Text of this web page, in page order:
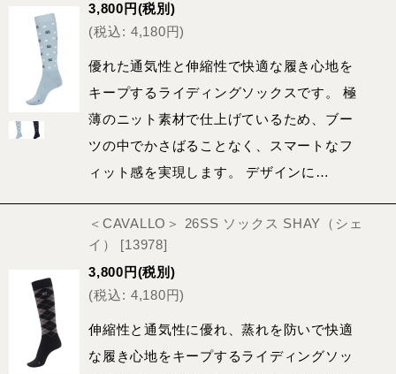
3,800 円(税別)
(税込: 4,180円)
優れた通気性と伸縮性で快適な履き心地を
キープするライディングソックスです。 極
薄のニット素材で仕上げているため、ブー
ツの中でかさばることなく、スマートなフ
ィット感を実現します。 デザインに…
＜CAVALLO＞ 26SS ソックス SHAY（シェ
イ）
[13978]
3,800 円(税別)
(税込: 4,180円)
伸縮性と通気性に優れ、蒸れを防いで快適
な履き心地をキープするライディングソッ